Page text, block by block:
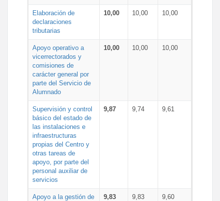
Elaboración de
declaraciones
tributarias
10,00 10,00 10,00
Apoyo operativo a
vicerrectorados y
comisiones de
carácter general por
parte del Servicio de
Alumnado
10,00 10,00 10,00
Supervisión y control
básico del estado de
las instalaciones e
infraestructuras
propias del Centro y
otras tareas de
apoyo, por parte del
personal auxiliar de
servicios
9,87 9,74 9,61
Apoyo a la gestión de
9,83 9,83 9,60